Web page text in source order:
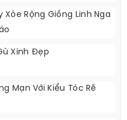
Xòe Rộng Giống Linh Nga
Xinh Đẹp
Mạn Với Kiểu Tóc Rẽ